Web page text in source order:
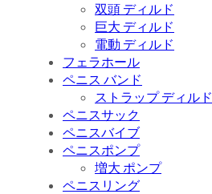
双頭 ディルド
巨大 ディルド
電動 ディルド
フェラホール
ペニス バンド
ストラップ ディルド
ペニスサック
ペニスバイブ
ペニスポンプ
増大 ポンプ
ペニスリング